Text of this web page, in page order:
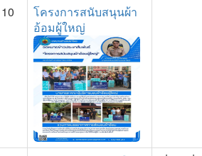
10
โครงการสนับสนุนผ้า
อ้อมผู้ใหญ่